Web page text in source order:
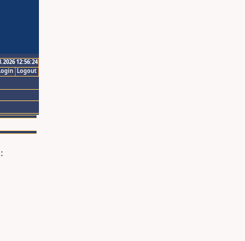
12:56:24
Logout